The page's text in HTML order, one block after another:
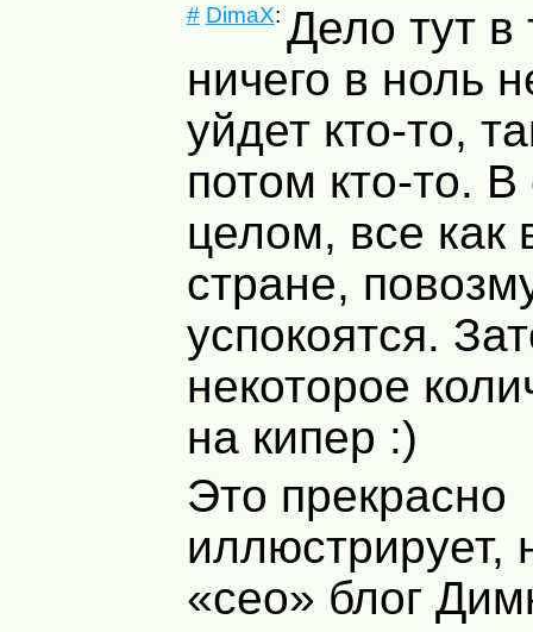
# DimaX: Дело тут в
ничего в ноль
уйдет кто-то,
потом кто-то.
целом, все как
стране,
успокоятся.
некоторое
на кипер :)
Это прекрасно
иллюстрирует,
«сео» блог